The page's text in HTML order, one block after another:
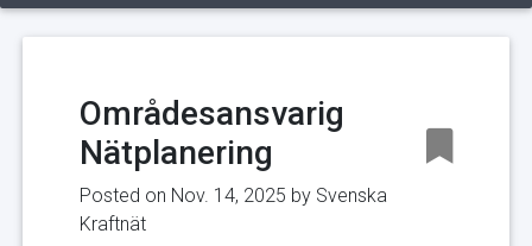
Områdesansvarig
Nätplanering
Posted on Nov. 14, 2025 by Svenska
Kraftnät